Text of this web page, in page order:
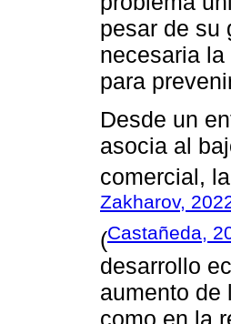
pesar de su
necesaria
para
Desde un
asocia al
comercial,
Zakharov,
(Castañeda,
desarrollo
aumento de